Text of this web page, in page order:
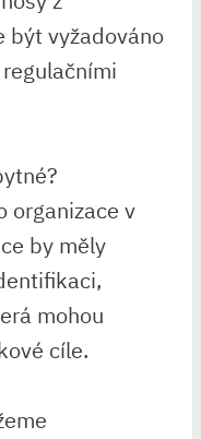
být vyžadováno
organizace v
by měly
mohou
cíle.